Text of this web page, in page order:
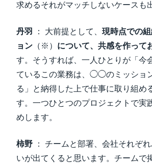
求めるそれがマッチしないケースも
丹羽 ： 大前提として、 現時点での
ョン （※） について、共感を作って
す。そうすれば、一人ひとりが「今
ているこの業務は、◯◯のミッショ
る」と納得した上で仕事に取り組め
す。一つひとつのプロジェクトで実
めします。
柿野 ： チームと部署、会社それぞ
いが出てくると思います。チームで